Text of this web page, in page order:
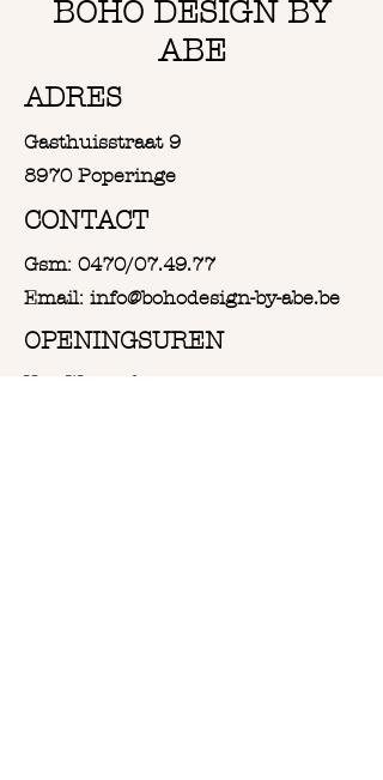
te reinigen.
de afmeting is 12cm hoog en
11cm breed
BOHO DESIGN BY
ABE
ADRES
Gasthuisstraat 9
8970 Poperinge
CONTACT
Gsm: 0470/07.49.77
Email: info@bohodesign-by-abe.be
OPENINGSUREN
Van Woensdag tot en met